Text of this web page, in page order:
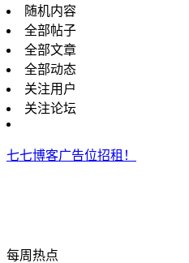
随机内容
全部帖子
全部文章
全部动态
关注用户
关注论坛
七七博客广告位招租！
每周热点